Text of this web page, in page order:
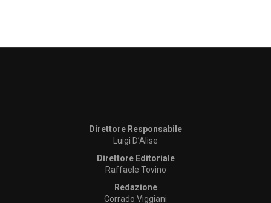
Direttore Responsabile
Luigi D’Alise
Direttore Editoriale
Raffaele Tovino
Redazione
Corrado Viggiani